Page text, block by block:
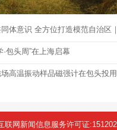
·包头周”在上海启幕
高温振动样品磁强计在包头投用
联网新闻信息服务许可证